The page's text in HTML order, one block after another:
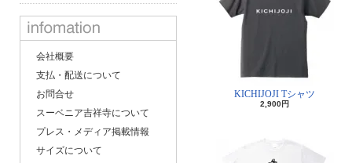
会社概要
支払・配送について
お問合せ
スーベニア吉祥寺について
プレス・メディア掲載情報
サイズについて
KICHIJOJI Tシャツ
2,900円